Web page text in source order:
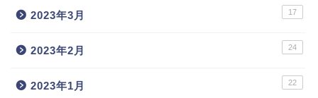
2023年3月 17
2023年2月 24
2023年1月 22